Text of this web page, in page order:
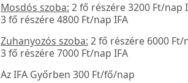
Mosdós szoba: 2 fő részére 3200 Ft/nap
3 fő részére 4800 Ft/nap IFA
Zuhanyozós szoba: 2 fő részére 6000 Ft/
3 fő részére 7000 Ft/nap IFA
Az IFA Győrben 300 Ft/fő/nap